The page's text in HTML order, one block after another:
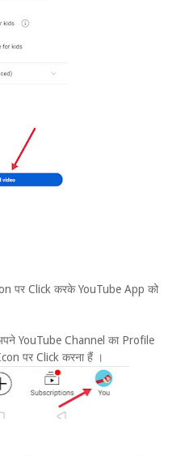
पर Click करके YouTube App को
YouTube Channel का Profile
पर Click करना हैं ।